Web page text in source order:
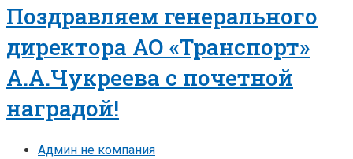
Поздравляем генерального
директора АО «Транспорт»
А.А.Чукреева с почетной
наградой!
Админ не компания